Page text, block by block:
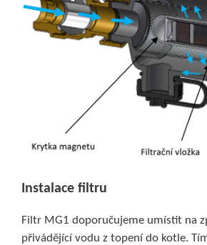
Instalace filtru
Filtr MG1 doporučujeme umístit na
přivádějící vodu z topení do kotle.